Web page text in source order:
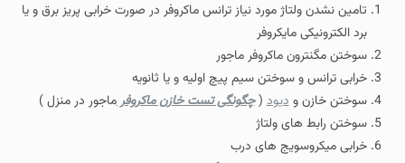
تامین نشدن ولتاژ مورد نیاز ترانس ماکروفر در صورت خرابی پریز برق و یا
برد الکترونیکی مایکروفر
سوختن مگنترون ماکروفر ماجور
خرابی ترانس و سوختن سیم پیچ اولیه و یا ثانویه
سوختن خازن ودیود(چگونگی تست خازن ماکروفرماجور در منزل )
سوختن رابط های ولتاژ
خرابی میکروسویج های درب